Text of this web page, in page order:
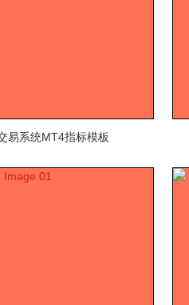
易系统MT4指标模板